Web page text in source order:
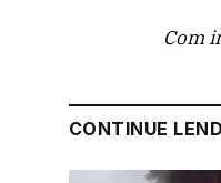
Com
CONTINUE